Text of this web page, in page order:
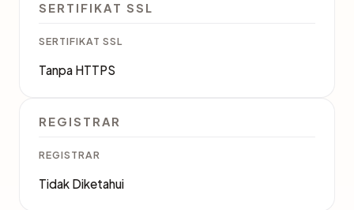
SERTIFIKAT SSL
SERTIFIKAT SSL
Tanpa HTTPS
REGISTRAR
REGISTRAR
Tidak Diketahui